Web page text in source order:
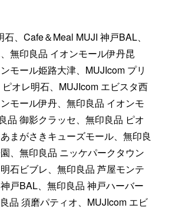
、Cafe＆Meal MUJI 神戸BAL、
無印良品 イオンモール伊丹昆
モール姫路大津、MUJIcom プリ
オレ明石、MUJIcom エビスタ西
モール伊丹、無印良品 イオンモ
品 御影クラッセ、無印良品 ピオ
まがさきキューズモール、無印良
、無印良品 ニッケパークタウン
石ビブレ、無印良品 芦屋モンテ
戸BAL、無印良品 神戸ハーバー
品 須磨パティオ、MUJIcom エビ